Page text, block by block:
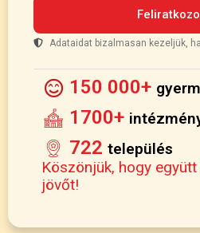
Adataidat bizalmasan kezeljük,
150 000+
1700+
722 település
Köszönjük, hogy
jövőt!